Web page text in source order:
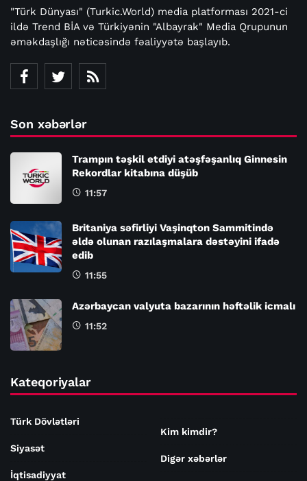
"Türk Dünyası" (Turkic.World) media platforması 2021-ci
ildə Trend BİA və Türkiyənin "Albayrak" Media Qrupunun
əməkdaşlığı nəticəsində fəaliyyətə başlayıb.
Son xəbərlər
Trampın təşkil etdiyi atəşfəşanlıq Ginnesin
Rekordlar kitabına düşüb
11:57
Britaniya səfirliyi Vaşinqton Sammitində
əldə olunan razılaşmalara dəstəyini ifadə
edib
11:55
Azərbaycan valyuta bazarının həftəlik icmalı
11:52
Kateqoriyalar
Türk Dövlətləri
Siyasət
İqtisadiyyat
Kim kimdir?
Digər xəbərlər